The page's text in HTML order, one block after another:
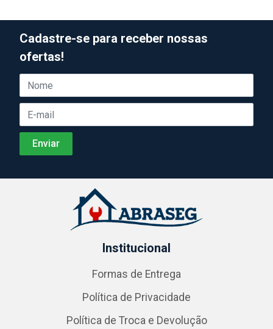
Cadastre-se para receber nossas
ofertas!
Institucional
Formas de Entrega
Política de Privacidade
Política de Troca e Devolução